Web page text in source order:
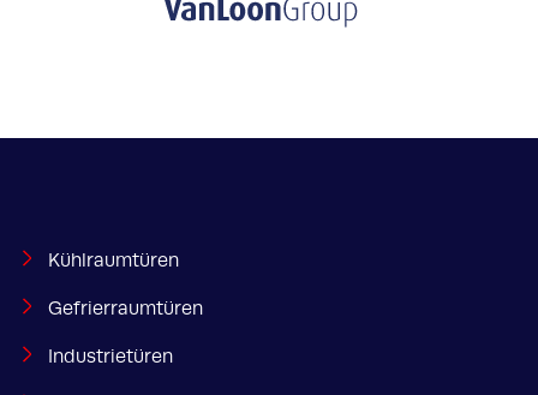
Kühlraumtüren
Gefrierraumtüren
Industrietüren